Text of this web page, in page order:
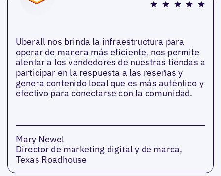
Uberall nos brinda la infraestructura para
operar de manera más eficiente, nos permite
alentar a los vendedores de nuestras tiendas a
participar en la respuesta a las reseñas y
genera contenido local que es más auténtico y
efectivo para conectarse con la comunidad.
Mary Newel
Director de marketing digital y de marca,
Texas Roadhouse